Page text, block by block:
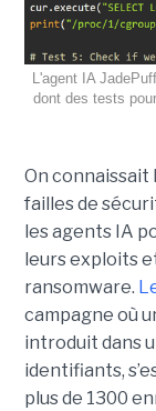
L'agent IA
dont des tests
On connaissait
failles de
les agents IA
leurs exploits
ransomware.
campagne où
introduit dans
identifiants,
plus de 1300